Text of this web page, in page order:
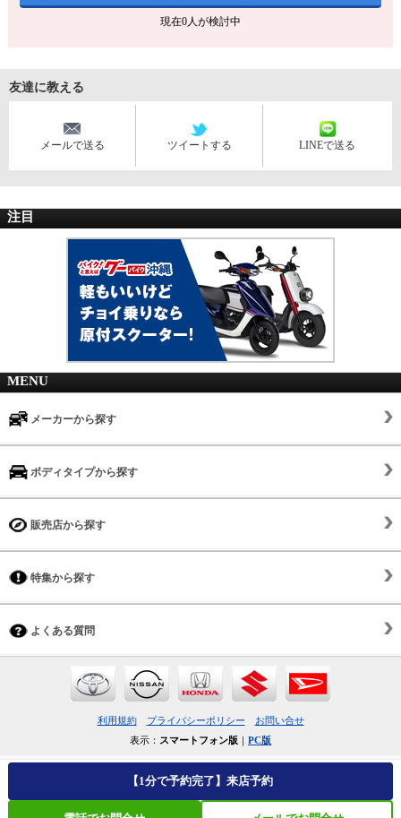
現在0人が検討中
友達に教える
メールで送る ツイートする LINEで送る
【1分で予約完了】来店予約
注目
MENU
メーカーから探す
ボディタイプから探す
販売店から探す
特集から探す
よくある質問
利用規約 プライバシーポリシー
お問い合せ
表示： スマートフォン版 PC版